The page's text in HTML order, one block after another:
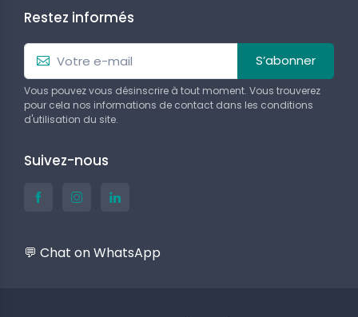
Restez informés
S’abonner
Vous pouvez vous désinscrire à tout moment. Vous trouverez
pour cela nos informations de contact dans les conditions
d'utilisation du site.
Suivez-nous
💬 Chat on WhatsApp